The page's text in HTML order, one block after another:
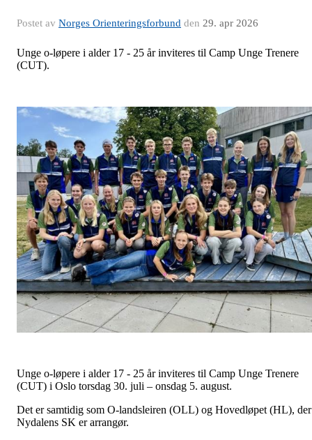
Postet av Norges Orienteringsforbund den 29. apr 2026
Unge o-løpere i alder 17 - 25 år inviteres til Camp Unge Trenere
(CUT).
Unge o-løpere i alder 17 - 25 år inviteres til Camp Unge Trenere
(CUT) i Oslo torsdag 30. juli – onsdag 5. august.
Det er samtidig som O-landsleiren (OLL) og Hovedløpet (HL), der
Nydalens SK er arrangør.